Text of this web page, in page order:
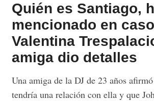
Quién es Santiago,
mencionado en
Valentina
amiga dio detalles
Una amiga de la DJ de 23 años
tendría una relación con ella y que